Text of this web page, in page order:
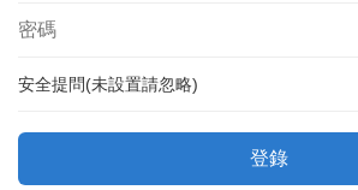
安全提問(未設置請忽略)
登錄